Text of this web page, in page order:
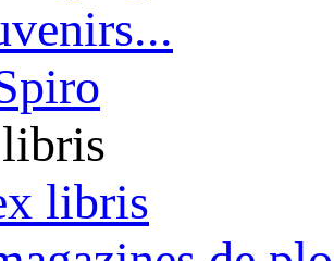
libris